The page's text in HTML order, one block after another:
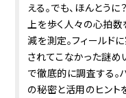
える。でも、ほんとう
上を歩く人々の心拍数
減を測定。フィールド
されてこなかった謎
で徹底的に調査する。
の秘密と活用のヒント